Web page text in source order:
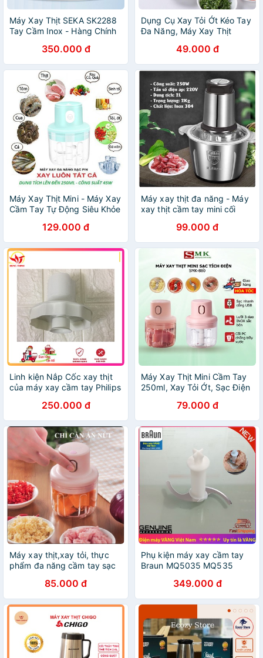
Máy Xay Thịt SEKA SK2288
Tay Cầm Inox - Hàng Chính
350.000 đ
Dụng Cụ Xay Tỏi Ớt Kéo Tay
Đa Năng, Máy Xay Thịt
49.000 đ
Máy Xay Thịt Mini - Máy Xay
Cầm Tay Tự Động Siêu Khỏe
Quả, Thịt Tiện Lợi
129.000 đ
Máy xay thịt đa năng - Máy
xay thịt cầm tay mini cối
lưỡi dao xay99.000 đ
Linh kiện Nắp Cốc xay thịt
của máy xay cầm tay Philips
250.000 đ
Máy Xay Thịt Mini Cầm Tay
250ml, Xay Tỏi Ớt, Sạc Điện
79.000 đ
Máy xay thịt,xay tỏi, thực
phẩm đa năng cầm tay sạc
85.000 đ
Phụ kiện máy xay cầm tay
Braun MQ5035 MQ535
MQ5235349.000 đ